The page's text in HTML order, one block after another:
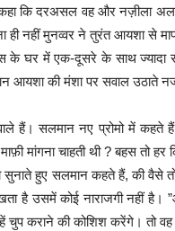
कि दरअसल वह और नज़ीला
ही नहीं मुनव्वर ने तुरंत आयशा से
के घर में एक-दूसरे के साथ
आयशा की मंशा पर सवाल उठाते
हैं। सलमान नए प्रोमो में
मांगना चाहती थी ? बहस तो हर
सुनाते हुए सलमान कहते हैं, की
है उसमें कोई नाराजगी नहीं
कराने की कोशिश करेंगे। तो